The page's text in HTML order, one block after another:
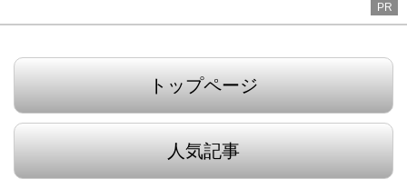
PR
トップページ
人気記事